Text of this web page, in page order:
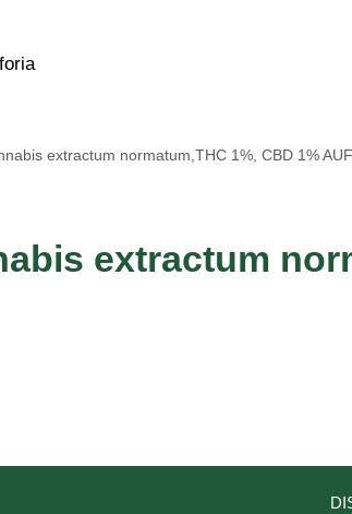
extractum normatum,THC 1%, CBD 1%
extractum